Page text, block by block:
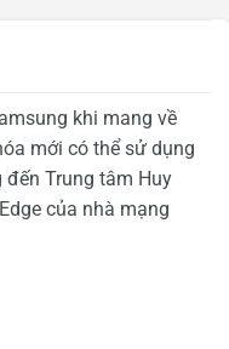
khi mang về
mới có thể sử dụng
Trung tâm Huy
của nhà mạng